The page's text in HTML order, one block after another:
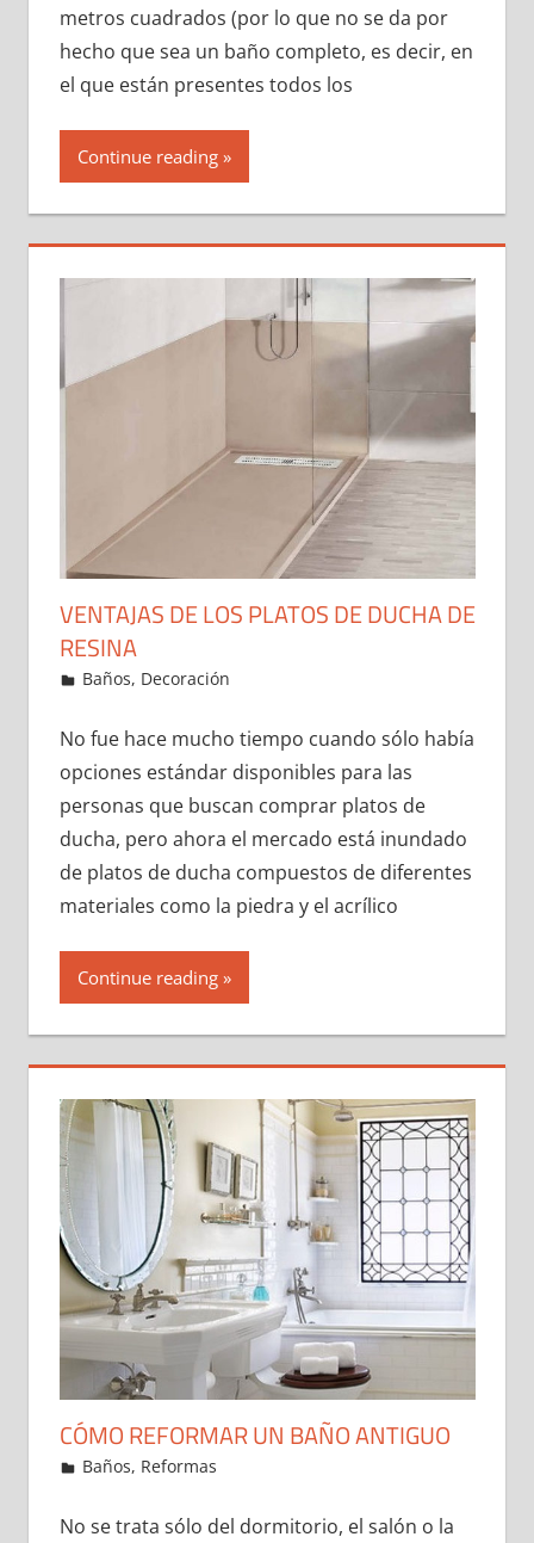
metros cuadrados (por lo que no se da por
hecho que sea un baño completo, es decir, en
el que están presentes todos los
Continue reading
VENTAJAS DE LOS PLATOS DE DUCHA DE
RESINA
27 de December de 2021
ideas2021
Baños, Decoración
No fue hace mucho tiempo cuando sólo había
opciones estándar disponibles para las
personas que buscan comprar platos de
ducha, pero ahora el mercado está inundado
de platos de ducha compuestos de diferentes
materiales como la piedra y el acrílico
Continue reading
CÓMO REFORMAR UN BAÑO ANTIGUO
23 de December de 2021
ideas2021
Baños, Reformas
No se trata sólo del dormitorio, el salón o la